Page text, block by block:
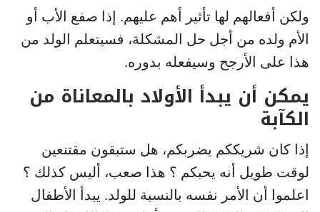
ولكن أفعالهم لها تأثير أهم عليهم. إذا صفع الأب أو
الأم ولده من أجل حل المشكلة، فسيتعلم الولد من
هذا على الأرجح وسيفعله بدوره.
يمكن أن يبدأ الأولاد بالمعاناة من
الكآبة
إذا كان شريككم يضربكم، هل ستبقون مقتنعين
لوقت طويل أنه يحبكم ؟ هذا صعب، أليس كذلك ؟
اعلموا أن الأمر نفسه بالنسبة للولد. يبدأ الأطفال